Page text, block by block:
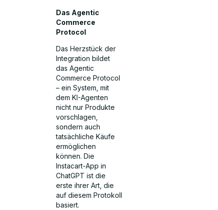
Das Agentic
Commerce
Protocol
Das Herzstück der
Integration bildet
das Agentic
Commerce Protocol
– ein System, mit
dem KI-Agenten
nicht nur Produkte
vorschlagen,
sondern auch
tatsächliche Käufe
ermöglichen
können. Die
Instacart-App in
ChatGPT ist die
erste ihrer Art, die
auf diesem Protokoll
basiert.